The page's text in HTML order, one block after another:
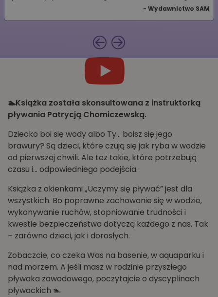
- Wydawnictwo SAM
🏊Książka została skonsultowana z instruktorką
pływania Patrycją Chomiczewską.
Dziecko boi się wody albo Ty… boisz się jego
brawury? Są dzieci, które czują się jak ryba w wodzie
od pierwszej chwili. Ale też takie, które potrzebują
czasu i… odpowiedniego podejścia.
Książka z okienkami „Uczymy się pływać” jest dla
wszystkich. Bo poprawne zachowanie się w wodzie,
wykonywanie ruchów, stopniowanie trudności i
kwestie bezpieczeństwa dotyczą każdego z nas. Tak
– zarówno dzieci, jak i dorosłych.
Zobaczcie, co czeka Was na basenie, w aquaparku i
nad morzem. A jeśli masz w rodzinie przyszłego
pływaka zawodowego, poczytajcie o dyscyplinach
pływackich 🏊